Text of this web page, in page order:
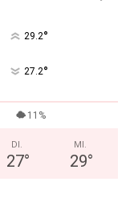
29.2°
27.2°
11%
DI.
27°
MI.
29°